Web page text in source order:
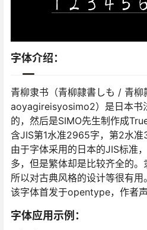
字体介绍：
青柳隶书（青柳隷書しも / 青柳
aoyagireisyosimo2）是日本书
的，然后是SIMO先生制作成
含JIS第1水准2965字，第2水准
由于字体采用的日本的JIS标准
多，但是繁体却是比较齐全的。
所以对古典风格的设计等很有用。
该字体首发于opentype，作者
字体应用示例：